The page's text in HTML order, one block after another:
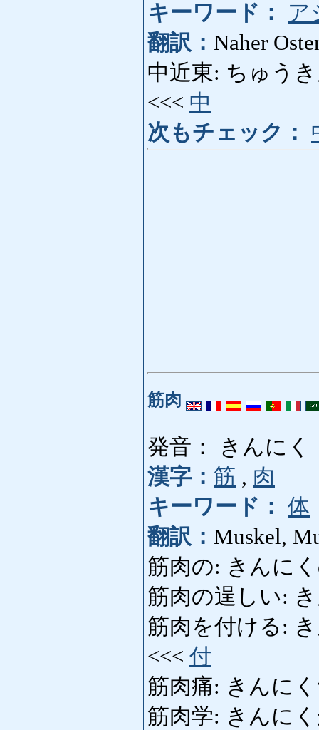
キーワード：
ア
翻訳： Naher
中近東: ちゅうき
<<< 中
次もチェック：
筋肉
発音： きんにく
漢字： 筋 , 肉
キーワード： 体
翻訳： Muskel,
筋肉の: きんにく
筋肉の逞しい:
筋肉を付ける:
<<< 付
筋肉痛: きんに
筋肉学: きんに